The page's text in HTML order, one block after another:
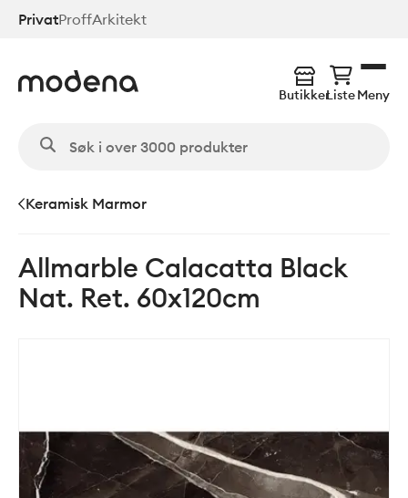
Hopp
PrivatProffArkitekt
ButikkerListeMeny
Keramisk Marmor
Allmarble Calacatta Black
Nat. Ret. 60x120cm